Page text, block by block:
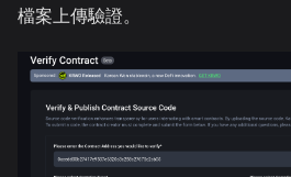
檔案上傳驗證。